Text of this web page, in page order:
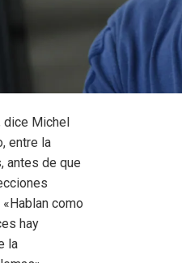
dice Michel
entre la
antes de que
como
hay
la